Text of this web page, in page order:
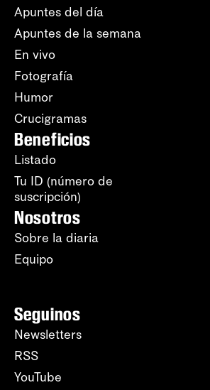
Apuntes del día
Apuntes de la semana
En vivo
Fotografía
Humor
Crucigramas
Beneficios
Listado
Tu ID (número de
suscripción)
Nosotros
Sobre la diaria
Equipo
Seguinos
Newsletters
RSS
YouTube